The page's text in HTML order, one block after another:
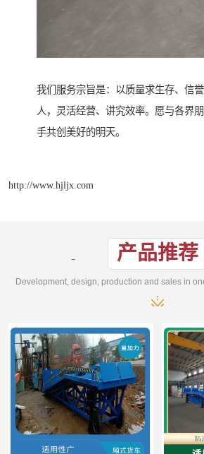
我们服务宗旨是：以质量求生存、信
人，灵活经营、讲究效率。愿与各界
手共创美好的明天。
http://www.hjljx.com
产品推荐